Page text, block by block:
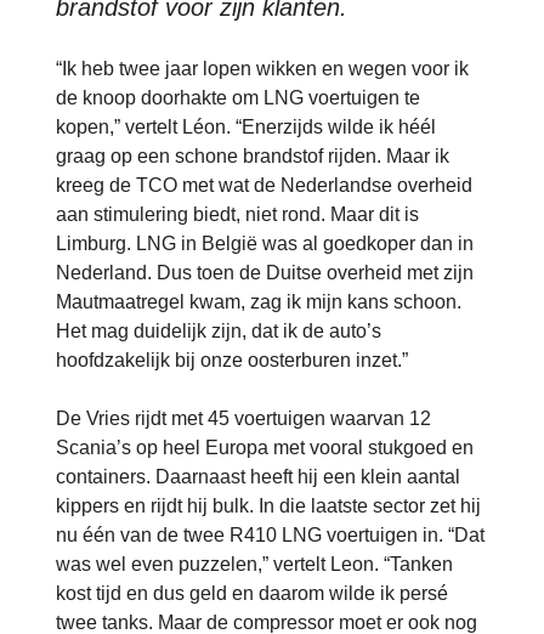
brandstof voor zijn klanten.
“Ik heb twee jaar lopen wikken en wegen voor ik
de knoop doorhakte om LNG voertuigen te
kopen,” vertelt Léon. “Enerzijds wilde ik héél
graag op een schone brandstof rijden. Maar ik
kreeg de TCO met wat de Nederlandse overheid
aan stimulering biedt, niet rond. Maar dit is
Limburg. LNG in België was al goedkoper dan in
Nederland. Dus toen de Duitse overheid met zijn
Mautmaatregel kwam, zag ik mijn kans schoon.
Het mag duidelijk zijn, dat ik de auto’s
hoofdzakelijk bij onze oosterburen inzet.”
De Vries rijdt met 45 voertuigen waarvan 12
Scania’s op heel Europa met vooral stukgoed en
containers. Daarnaast heeft hij een klein aantal
kippers en rijdt hij bulk. In die laatste sector zet hij
nu één van de twee R410 LNG voertuigen in. “Dat
was wel even puzzelen,” vertelt Leon. “Tanken
kost tijd en dus geld en daarom wilde ik persé
twee tanks. Maar de compressor moet er ook nog